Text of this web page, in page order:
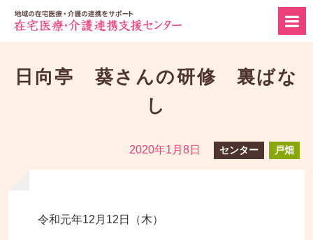
日向亭 葵さんの研修 裏ばな
し
2020年1月8日 センター 戸畑
令和元年12月12日（木）